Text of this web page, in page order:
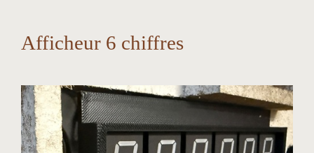
Afficheur 6 chiffres